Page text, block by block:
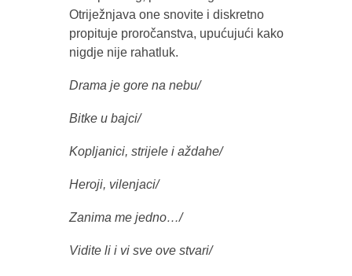
Otriježnjava one snovite i diskretno
propituje proročanstva, upućujući kako
nigdje nije rahatluk.
Drama je gore na nebu/
Bitke u bajci/
Kopljanici, strijele i aždahe/
Heroji, vilenjaci/
Zanima me jedno…/
Vidite li i vi sve ove stvari/